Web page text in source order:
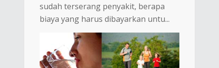
sudah terserang penyakit, berapa
biaya yang harus dibayarkan untu...